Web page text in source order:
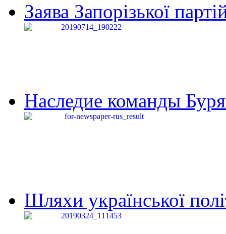
Заява Запорізької
Наследие команды
Шляхи української